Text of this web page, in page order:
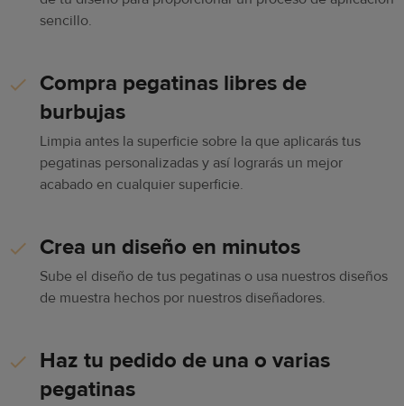
sencillo.
Compra pegatinas libres de
burbujas
Limpia antes la superficie sobre la que aplicarás tus
pegatinas personalizadas y así lograrás un mejor
acabado en cualquier superficie.
Crea un diseño en minutos
Sube el diseño de tus pegatinas o usa nuestros diseños
de muestra hechos por nuestros diseñadores.
Haz tu pedido de una o varias
pegatinas